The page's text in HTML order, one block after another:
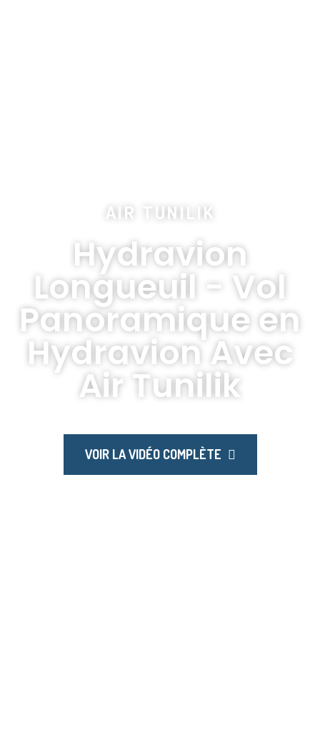
AIR TUNILIK
Hydravion
Longueuil - Vol
Panoramique en
Hydravion Avec
Air Tunilik
VOIR LA VIDÉO COMPLÈTE